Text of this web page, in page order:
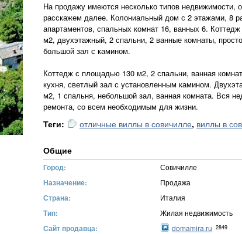
На продажу имеются несколько типов недвижимости,
расскажем далее. Колониальный дом с 2 этажами, 8
апартаментов, спальных комнат 16, ванных 6.
м2, двухэтажный, 2 спальни, 2 ванные комнаты,
большой зал с камином.
Коттедж с площадью 130 м2, 2 спальни, ванная
кухня, светлый зал с установленным камином.
м2, 1 спальня, небольшой зал, ванная комната. Вся
ремонта, со всем необходимым для жизни.
Теги: отличные виллы в совичилле, виллы в
Общие
Город: Совичилле
Назначение: Продажа
Страна: Италия
Тип: Жилая недвижимость
Сайт продавца: domamira.ru 2849